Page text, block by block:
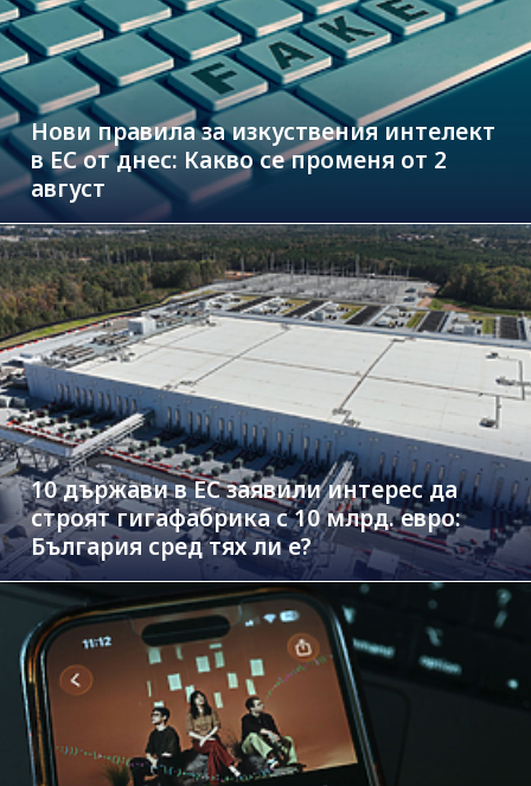
Нови правила за изкуствения интелект
в ЕС от днес: Какво се променя от 2
август
10 държави в ЕС заявили интерес да
строят гигафабрика с 10 млрд. евро:
България сред тях ли е?